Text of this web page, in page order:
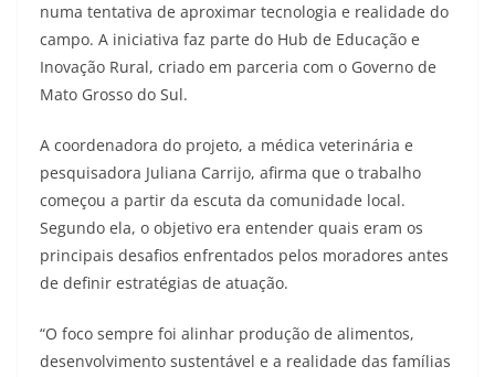
numa tentativa de aproximar tecnologia e realidade do
campo. A iniciativa faz parte do Hub de Educação e
Inovação Rural, criado em parceria com o Governo de
Mato Grosso do Sul.
A coordenadora do projeto, a médica veterinária e
pesquisadora Juliana Carrijo, afirma que o trabalho
começou a partir da escuta da comunidade local.
Segundo ela, o objetivo era entender quais eram os
principais desafios enfrentados pelos moradores antes
de definir estratégias de atuação.
“O foco sempre foi alinhar produção de alimentos,
desenvolvimento sustentável e a realidade das famílias